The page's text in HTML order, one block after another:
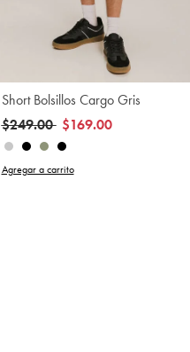
Short Bolsillos Cargo Gris
Precio reducido de
$249.00a$169.00
Agregar a carrito